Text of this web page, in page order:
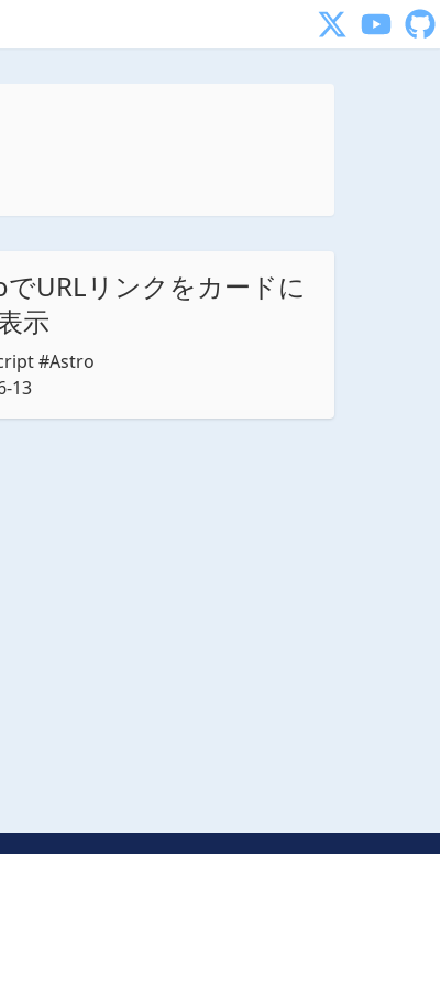
でURLリンクをカードに
示
#Astro
13